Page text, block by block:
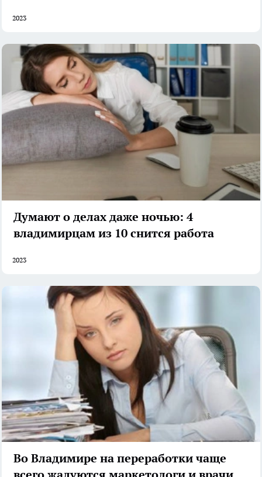
2023
Думают о делах даже ночью: 4
владимирцам из 10 снится работа
2023
Во Владимире на переработки чаще